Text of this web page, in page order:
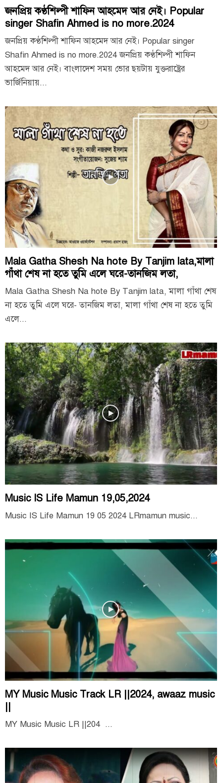
জনপ্রিয় কণ্ঠশিল্পী শাফিন আহমেদ আর নেই। Popular
singer Shafin Ahmed is no more.2024
জনপ্রিয় কণ্ঠশিল্পী শাফিন আহমেদ আর নেই। Popular singer
Shafin Ahmed is no more.2024 জনপ্রিয় কণ্ঠশিল্পী শাফিন
আহমেদ আর নেই। বাংলাদেশ সময় ভোর ছয়টায় যুক্তরাষ্ট্রের
ভার্জিনিয়ায়...
Mala Gatha Shesh Na hote By Tanjim lata,মালা
গাঁথা শেষ না হতে তুমি এলে ঘরে-তানজিম লতা,
Mala Gatha Shesh Na hote By Tanjim lata, মালা গাঁথা শেষ
না হতে তুমি এলে ঘরে- তানজিম লতা, মালা গাঁথা শেষ না হতে তুমি
এলে...
Music IS Life Mamun 19,05,2024
Music IS Life Mamun 19 05 2024 LRmamun music...
MY Music Music Track LR ||2024, awaaz music
||
MY Music Music LR ||204 ...